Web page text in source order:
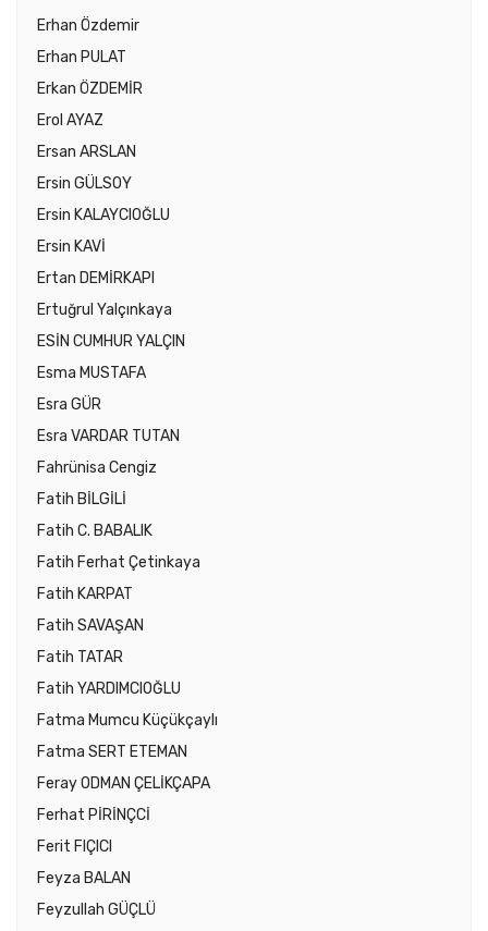
Erhan Özdemir
Erhan PULAT
Erkan ÖZDEMİR
Erol AYAZ
Ersan ARSLAN
Ersin GÜLSOY
Ersin KALAYCIOĞLU
Ersin KAVİ
Ertan DEMİRKAPI
Ertuğrul Yalçınkaya
ESİN CUMHUR YALÇIN
Esma MUSTAFA
Esra GÜR
Esra VARDAR TUTAN
Fahrünisa Cengiz
Fatih BİLGİLİ
Fatih C. BABALIK
Fatih Ferhat Çetinkaya
Fatih KARPAT
Fatih SAVAŞAN
Fatih TATAR
Fatih YARDIMCIOĞLU
Fatma Mumcu Küçükçaylı
Fatma SERT ETEMAN
Feray ODMAN ÇELİKÇAPA
Ferhat PİRİNÇCİ
Ferit FIÇICI
Feyza BALAN
Feyzullah GÜÇLÜ